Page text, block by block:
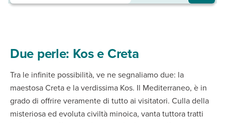
Due perle: Kos e Creta
Tra le infinite possibilità, ve ne segnaliamo due: la
maestosa Creta e la verdissima Kos. Il Mediterraneo, è in
grado di offrire veramente di tutto ai visitatori. Culla della
misteriosa ed evoluta civiltà minoica, vanta tuttora tratti